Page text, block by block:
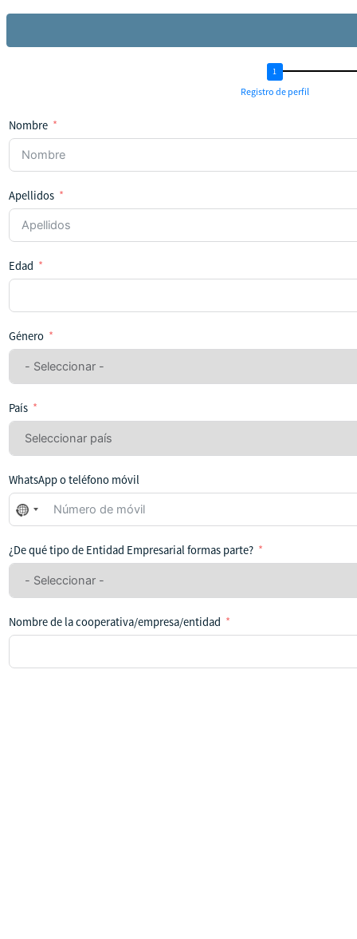
Registro de perfil
Nombre
Apellidos
Edad
Género
País
WhatsApp o teléfono móvil
No
se
seleccionado
ningún
¿De qué tipo de Entidad Empresarial formas parte?
Nombre de la cooperativa/empresa/entidad